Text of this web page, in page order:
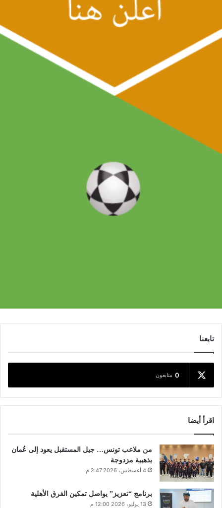
تابعنا
0 متابعون
اقرأ أيضا
من ملاعب تونس… جيل المستقبل يعود إلى عُمان
بذهبية مزدوجة
4 أغسطس، 2026 2:47 م
برنامج “تعزيز” يواصل تمكين الفرق الأهلية
13 يوليو، 2026 12:00 م